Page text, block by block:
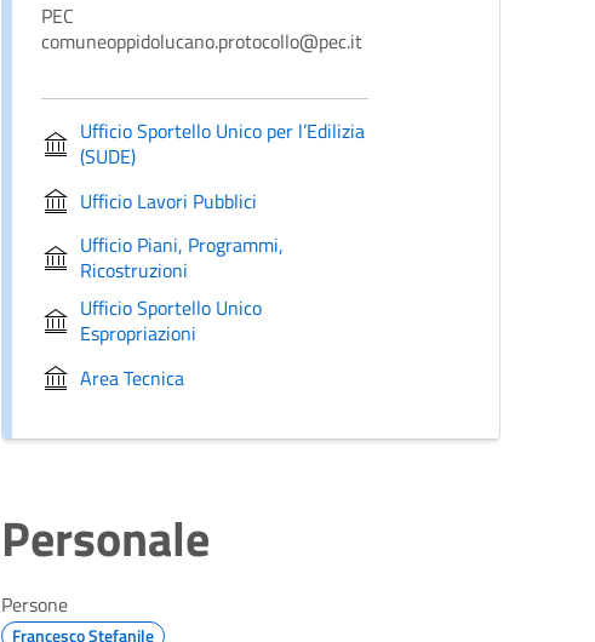
PEC
comuneoppidolucano.protocollo@pec.it
Ufficio Sportello Unico per l’Edilizia
(SUDE)
Ufficio Lavori Pubblici
Ufficio Piani, Programmi,
Ricostruzioni
Ufficio Sportello Unico
Espropriazioni
Area Tecnica
Personale
Persone
Francesco Stefanile